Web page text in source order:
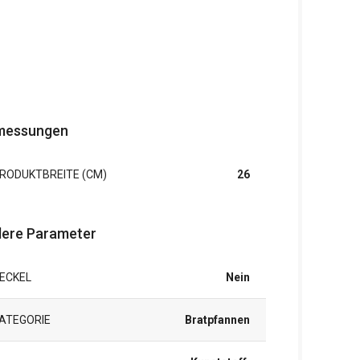
(CM) 26
Parameter
Nein
Bratpfannen